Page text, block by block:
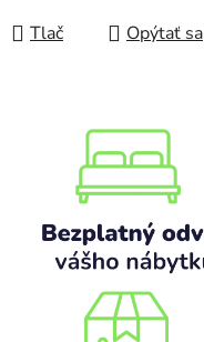
Tlač Opýtať sa